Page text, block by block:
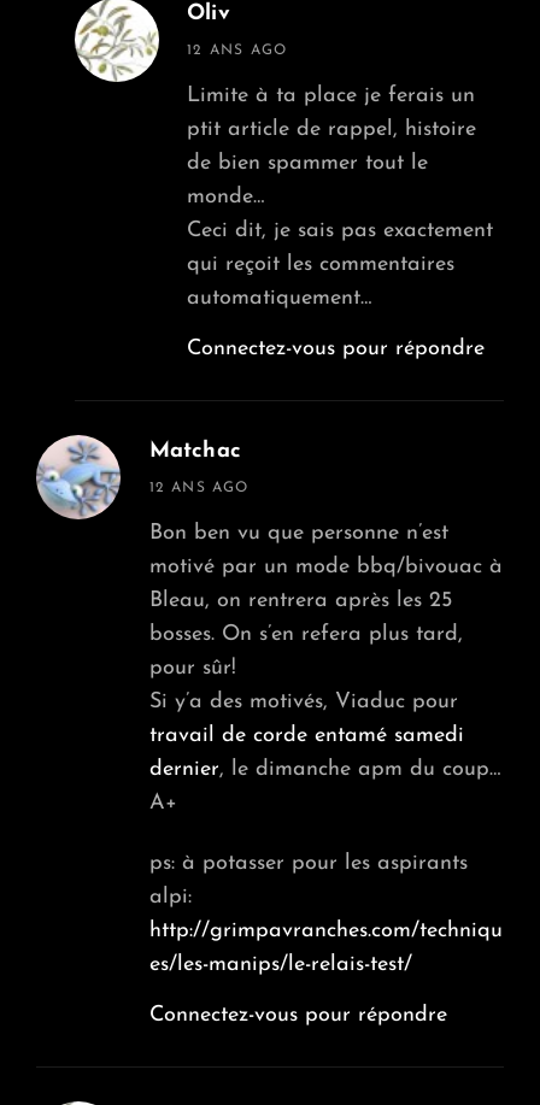
Oliv
says:
12 ANS AGO
Limite à ta place je ferais un
ptit article de rappel, histoire
de bien spammer tout le
monde…
Ceci dit, je sais pas exactement
qui reçoit les commentaires
automatiquement…
Connectez-vous pour répondre
Matchac
says:
12 ANS AGO
Bon ben vu que personne n’est
motivé par un mode bbq/bivouac à
Bleau, on rentrera après les 25
bosses. On s’en refera plus tard,
pour sûr!
Si y’a des motivés, Viaduc pour
travail de corde entamé samedi
dernier, le dimanche apm du coup…
A+
ps: à potasser pour les aspirants
alpi:
http://grimpavranches.com/techniqu
es/les-manips/le-relais-test/
Connectez-vous pour répondre